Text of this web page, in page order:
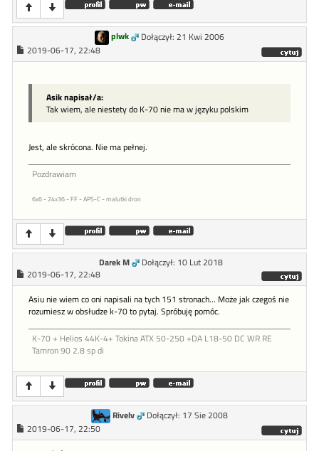
plwk
Dołączył: 21 Kwi 2006
2019-06-17, 22:48
Asik napisał/a:
Tak wiem, ale niestety do K-70 nie ma w języku polskim
Jest, ale skrócona. Nie ma pełnej.
Pozdrawiam
6x6 - 24x36 - FF - APS-C - malutki dron
Darek M
Dołączył: 10 Lut 2018
2019-06-17, 22:48
Asiu nie wiem co oni napisali na tych 151 stronach... Może jak czegoś nie
rozumiesz w obsłudze k-70 to pytaj. Spróbuję pomóc.
K-70 + Helios 44K-4+ Tokina ATX 50-250 +DA L18-50 DC WR RE
Tamron 90 2.8 sp di
Rivelv
Dołączył: 17 Sie 2008
2019-06-17, 22:50